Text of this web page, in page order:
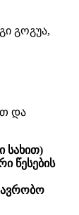
გოგუა,
და
სახით)
წესების